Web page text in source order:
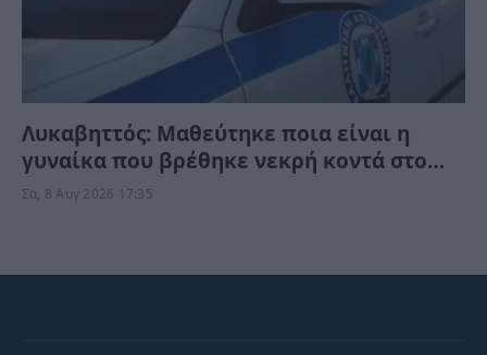
Λυκαβηττός: Μαθεύτηκε ποια είναι η
γυναίκα που βρέθηκε νεκρή κοντά στο
εκκλησάκι – Τι της συνέβη;
Σα, 8 Αυγ 2026 17:35